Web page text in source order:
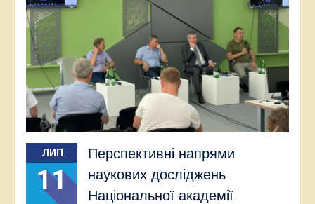
ЛИП
11
Перспективні напрями
наукових досліджень
Національної академії